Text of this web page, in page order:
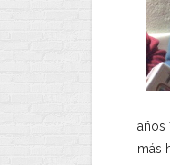
años
más